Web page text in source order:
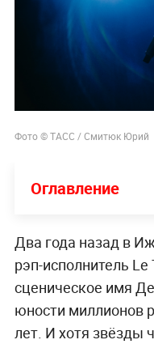
Фото © ТАСС / Смитюк Юрий
Оглавление
Два года назад в
рэп-исполнитель
сценическое имя
юности миллионов
лет. И хотя звёзды